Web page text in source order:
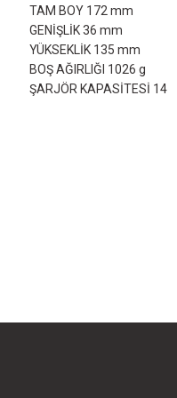
TAM BOY 172 mm
GENİŞLİK 36 mm
YÜKSEKLİK 135 mm
BOŞ AĞIRLIĞI 1026 g
ŞARJÖR KAPASİTESİ 14